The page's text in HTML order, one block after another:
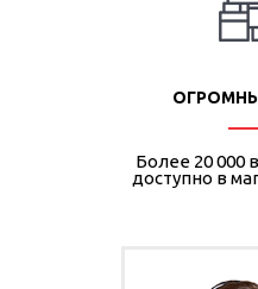
Более 20 000
доступно в